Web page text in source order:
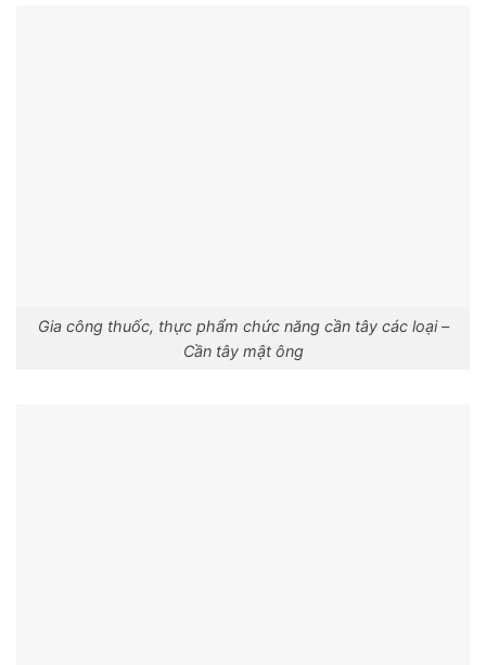
Gia công thuốc, thực phẩm chức năng cần tây các loại –
Cần tây mật ông